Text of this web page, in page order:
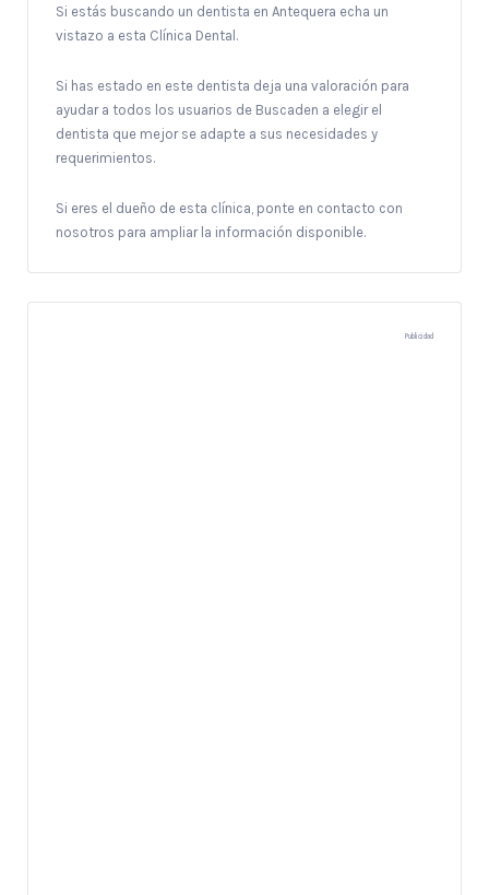
Si estás buscando un dentista en Antequera echa un
vistazo a esta Clínica Dental.
Si has estado en este dentista deja una valoración para
ayudar a todos los usuarios de Buscaden a elegir el
dentista que mejor se adapte a sus necesidades y
requerimientos.
Si eres el dueño de esta clínica, ponte en contacto con
nosotros para ampliar la información disponible.
Publicidad